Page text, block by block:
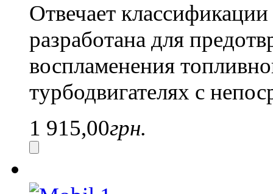
Отвечает классификации
разработана для
воспламенения
турбодвигателях с
1 915,00грн.